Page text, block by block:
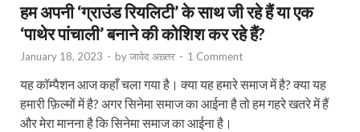
हम अपनी ‘ग्राउंड रियलिटी’ के साथ जी रहे हैं या एक
‘पाथेर पांचाली’ बनाने की कोशिश कर रहे हैं?
January 18, 2023 - byजावेद अख़्तर - 1 Comment
यह कॉम्पैशन आज कहाँ चला गया है। क्या यह हमारे समाज में है? क्या यह
हमारी फ़िल्मों में है? अगर सिनेमा समाज का आईना है तो हम गहरे खतरे में हैं
और मेरा मानना है कि सिनेमा समाज का आईना है।